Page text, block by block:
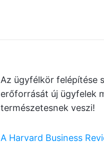
Az ügyfélkör felépítése
erőforrását új ügyfelek
természetesnek veszi!
A Harvard Business